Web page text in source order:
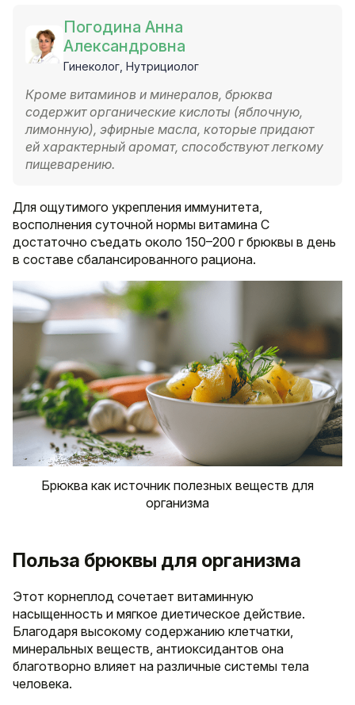
Погодина Анна
Александровна
Гинеколог, Нутрициолог
Кроме витаминов и минералов, брюква
содержит органические кислоты (яблочную,
лимонную), эфирные масла, которые придают
ей характерный аромат, способствуют легкому
пищеварению.
Для ощутимого укрепления иммунитета,
восполнения суточной нормы витамина C
достаточно съедать около 150–200 г брюквы в день
в составе сбалансированного рациона.
Брюква как источник полезных веществ для
организма
Польза брюквы для организма
Этот корнеплод сочетает витаминную
насыщенность и мягкое диетическое действие.
Благодаря высокому содержанию клетчатки,
минеральных веществ, антиоксидантов она
благотворно влияет на различные системы тела
человека.